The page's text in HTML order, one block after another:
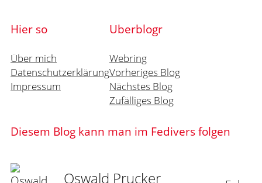
Hier so
Über mich
Datenschutzerklärung
Impressum
Uberblogr
Webring
Vorheriges Blog
Nächstes Blog
Zufälliges Blog
Diesem Blog kann man im Fedivers folgen
Oswald Prucker